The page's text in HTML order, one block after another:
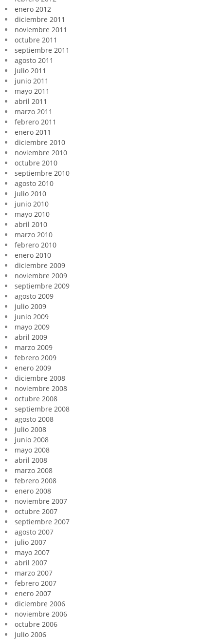
enero 2012
diciembre 2011
noviembre 2011
octubre 2011
septiembre 2011
agosto 2011
julio 2011
junio 2011
mayo 2011
abril 2011
marzo 2011
febrero 2011
enero 2011
diciembre 2010
noviembre 2010
octubre 2010
septiembre 2010
agosto 2010
julio 2010
junio 2010
mayo 2010
abril 2010
marzo 2010
febrero 2010
enero 2010
diciembre 2009
noviembre 2009
septiembre 2009
agosto 2009
julio 2009
junio 2009
mayo 2009
abril 2009
marzo 2009
febrero 2009
enero 2009
diciembre 2008
noviembre 2008
octubre 2008
septiembre 2008
agosto 2008
julio 2008
junio 2008
mayo 2008
abril 2008
marzo 2008
febrero 2008
enero 2008
noviembre 2007
octubre 2007
septiembre 2007
agosto 2007
julio 2007
mayo 2007
abril 2007
marzo 2007
febrero 2007
enero 2007
diciembre 2006
noviembre 2006
octubre 2006
julio 2006